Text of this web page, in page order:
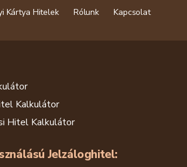
Kártya Hitelek Rólunk Kapcsolat
Kalkulátor
Hitel Kalkulátor
Jelzáloghitel: